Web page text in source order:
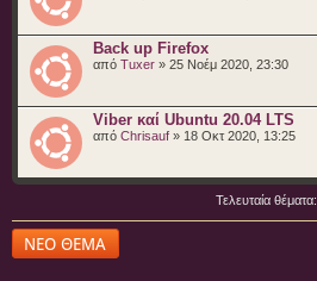
Back up Firefox
από Tuxer » 25 Νοέμ 2020, 23:30
Viber καί Ubuntu 20.04 LTS
από Chrisauf » 18 Οκτ 2020, 13:25
Τελευταία θέματα:
Δημιουργία νέου
θέματος